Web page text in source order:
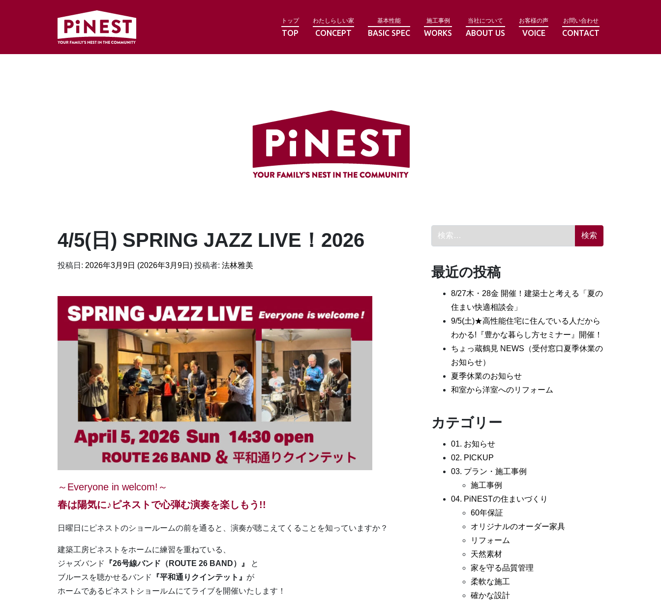
トップ
TOP
わたしらしい家
CONCEPT
基本性能
BASIC SPEC
施工事例
WORKS
当社について
ABOUT US
お客様の声
VOICE
お問い合わせ
CONTACT
4/5(日) SPRING JAZZ LIVE！2026
投稿日: 2026年3月9日 (2026年3月9日) 投稿者: 法林雅美
～Everyone in welcom!～
春は陽気に♪ピネストで心弾む演奏を楽しもう!!
日曜日にピネストのショールームの前を通ると、演奏が聴こえてくることを知っていますか？
建築工房ピネストをホームに練習を重ねている、
ジャズバンド
『26号線バンド（ROUTE 26 BAND）』
と
ブルースを聴かせるバンド
『平和通りクインテット』 が
ホームであるピネストショールムにてライブを開催いたします！
検索:
最近の投稿
8/27木・28金 開催！建築士と考える「夏の
住まい快適相談会」
9/5(土)★高性能住宅に住んでいる人だから
わかる!『豊かな暮らし方セミナー』開催！
ちょっ蔵鶴見 NEWS（受付窓口夏季休業の
お知らせ）
夏季休業のお知らせ
和室から洋室へのリフォーム
カテゴリー
01. お知らせ
02. PICKUP
03. プラン・施工事例
施工事例
04. PiNESTの住まいづくり
60年保証
オリジナルのオーダー家具
リフォーム
天然素材
家を守る品質管理
柔軟な施工
確かな設計